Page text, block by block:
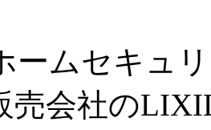
ームセキュ
売会社の